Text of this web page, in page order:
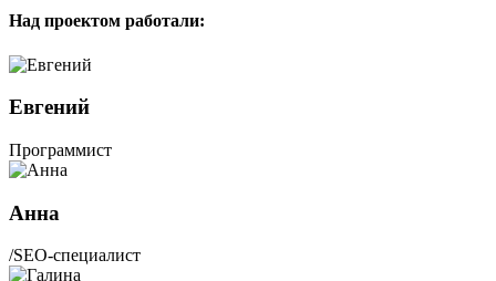
Над проектом работали:
Евгений
Программист
Анна
/SEO-специалист